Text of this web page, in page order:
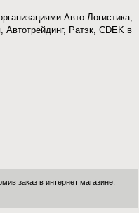
Авто-Логистика,
Ратэк, CDEK в
заказ в интернет магазине,